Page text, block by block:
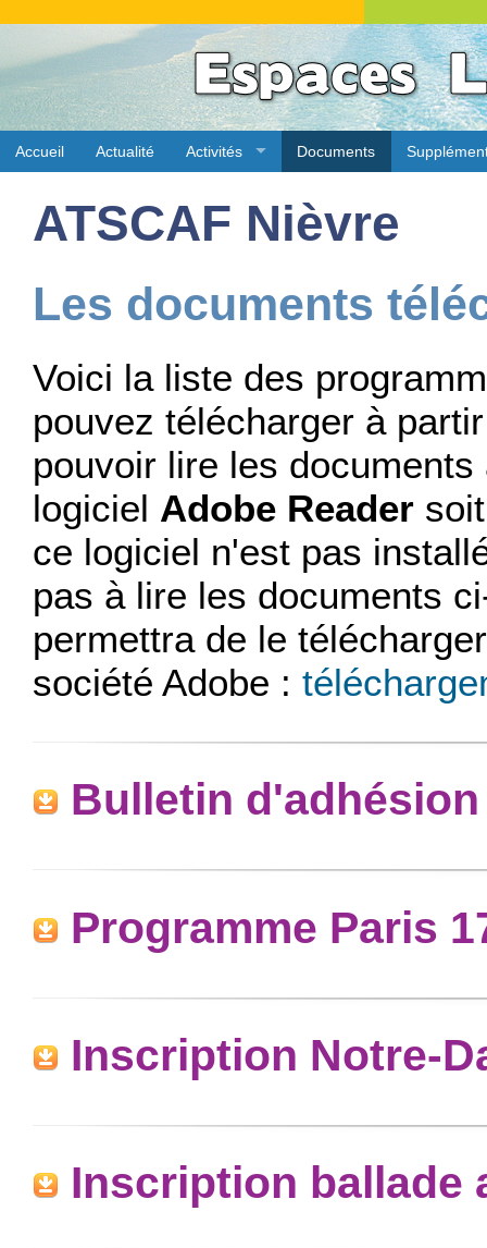
Accueil Actualité Activités Documents
ATSCAF Nièvre
Les documents
Voici la liste des
pouvez télécharger à
pouvoir lire les
logiciel Adobe Reader
ce logiciel n'est pas
pas à lire les documents
permettra de le
société Adobe :
Bulletin d'adhésion
Programme Paris
Inscription Notre-
Inscription ballade